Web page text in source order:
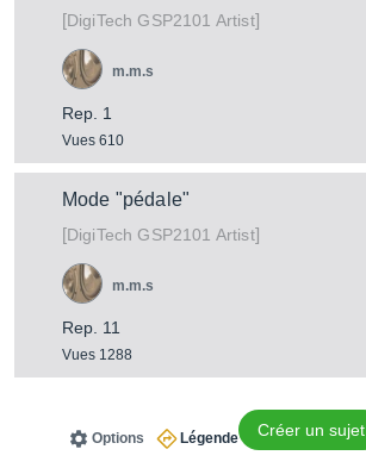
[DigiTech GSP2101 Artist]
Rep. 1
Vues 610
m.m.s
Mode "pédale"
[DigiTech GSP2101 Artist]
Rep. 11
Vues 1288
m.m.s
Créer un sujet
Légende
Options